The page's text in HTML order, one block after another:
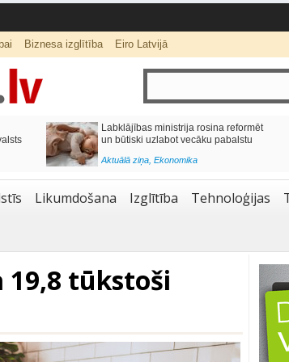
Biznesa izglītība Eiro Latvijā
Septiņos mēnešos Vivi vilcienos
pārvadāti 12 miljoni pasažieru; jūlijā
97,4 % reisu izpildīti laikā
Aktuālā ziņa,Bizness Latvijā,Tirdzniecība
Likumdošana Izglītība Tehnoloģijas
tūkstoši